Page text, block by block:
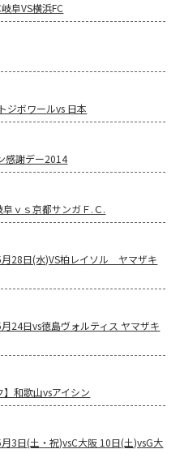
阜VS横浜FC
ジボワールvs 日本
感謝デー2014
ｖｓ京都サンガＦ.Ｃ.
月28日(水)VS柏レイソル ヤマザキ
月24日vs徳島ヴォルティス ヤマザキ
】和歌山vsアイシン
月3日(土・祝)vsC大阪 10日(土)vsG大